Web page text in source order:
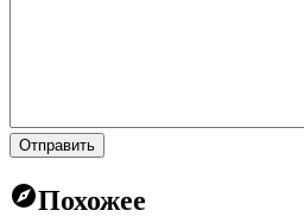
Отправить
Похожее